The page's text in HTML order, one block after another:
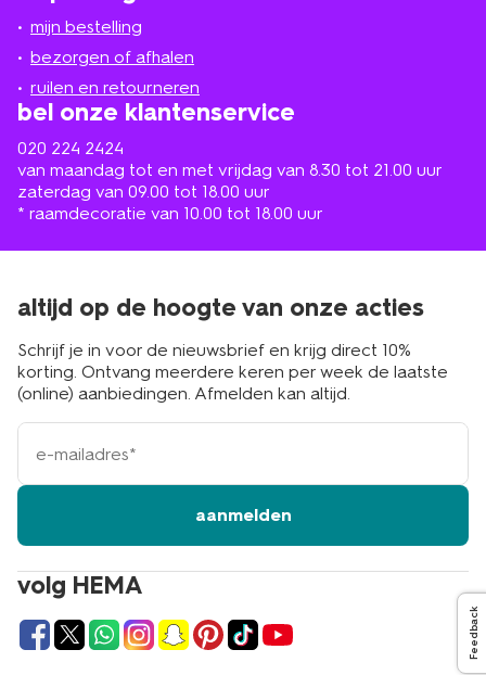
mijn bestelling
bezorgen of afhalen
ruilen en retourneren
bel onze klantenservice
020 224 2424
van maandag tot en met vrijdag van 8.30 tot 21.00 uur
zaterdag van 09.00 tot 18.00 uur
* raamdecoratie van 10.00 tot 18.00 uur
in
de
buurt
volg HEMA
altijd op de hoogte van onze acties
Schrijf je in voor de nieuwsbrief en krijg direct 10%
korting. Ontvang meerdere keren per week de laatste
(online) aanbiedingen. Afmelden kan altijd.
e-
mailadres
aanmelden
Feedback